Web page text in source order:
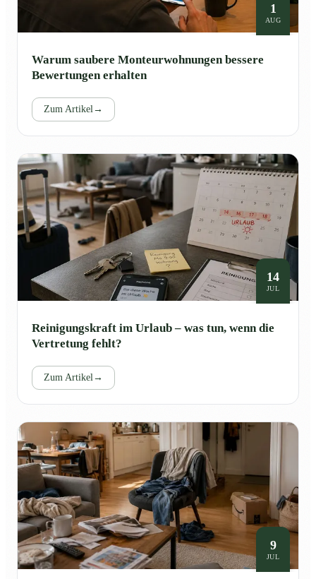
1
AUG
Warum saubere Monteurwohnungen bessere
Bewertungen erhalten
Zum Artikel→
14
JUL
Reinigungskraft im Urlaub – was tun, wenn die
Vertretung fehlt?
Zum Artikel→
9
JUL